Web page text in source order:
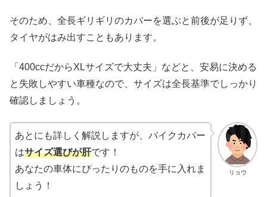
そのため、全長ギリギリのカバーを選ぶと前後が足りず、
タイヤがはみ出すこともあります。
「400ccだからXLサイズで大丈夫」などと、安易に決める
と失敗しやすい車種なので、サイズは全長基準でしっかり
確認しましょう。
リョウ
あとにも詳しく解説しますが、バイクカバー
はサイズ選びが肝です！
あなたの車体にぴったりのものを手に入れま
しょう！